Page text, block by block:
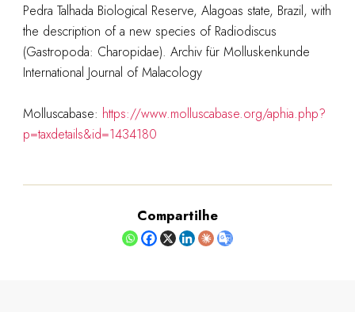
Pedra Talhada Biological Reserve, Alagoas state, Brazil, with
the description of a new species of Radiodiscus
(Gastropoda: Charopidae). Archiv für Molluskenkunde
International Journal of Malacology
Molluscabase: https://www.molluscabase.org/aphia.php?
p=taxdetails&id=1434180
Compartilhe